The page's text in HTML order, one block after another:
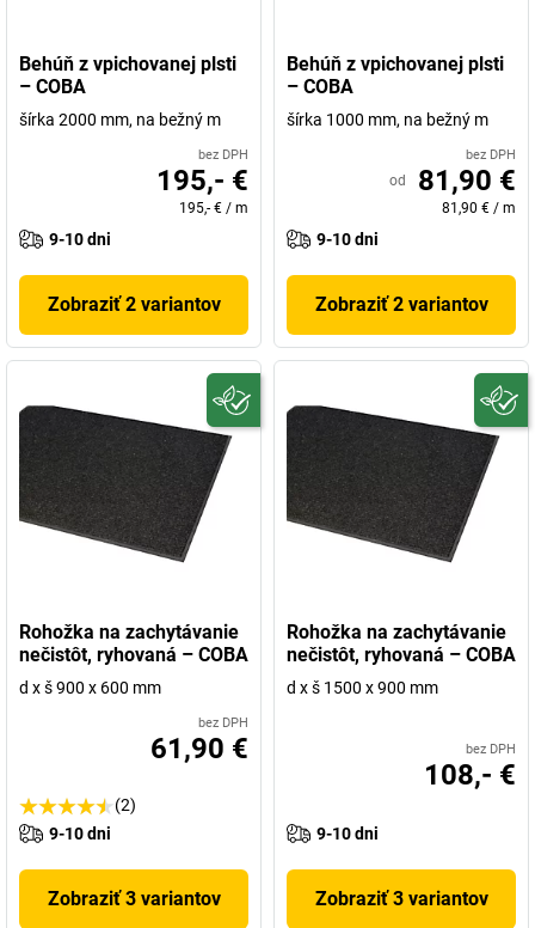
Behúň z vpichovanej plsti
– COBA
šírka 2000 mm, na bežný m
bez DPH
195,- €
195,- € / m
9-10 dni
Zobraziť 2 variantov
Behúň z vpichovanej plsti
– COBA
šírka 1000 mm, na bežný m
bez DPH
od 81,90 €
81,90 € / m
9-10 dni
Zobraziť 2 variantov
Rohožka na zachytávanie
nečistôt, ryhovaná – COBA
d x š 900 x 600 mm
bez DPH
61,90 €
(2)
9-10 dni
Zobraziť 3 variantov
Rohožka na zachytávanie
nečistôt, ryhovaná – COBA
d x š 1500 x 900 mm
bez DPH
108,- €
9-10 dni
Zobraziť 3 variantov